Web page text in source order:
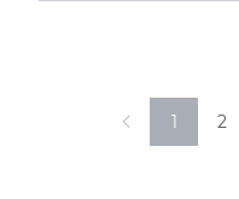
1 2